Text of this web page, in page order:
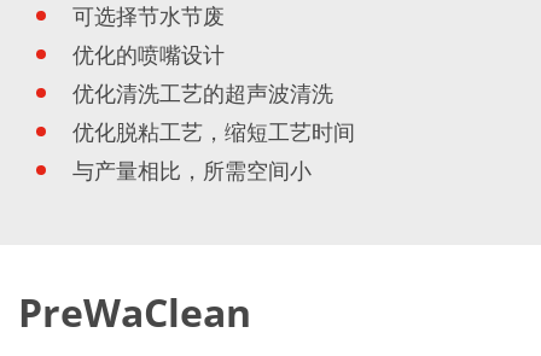
联系我们的客服
Expert Blog
可选择节水节废
优化的喷嘴设计
优化清洗工艺的超声波清洗
优化脱粘工艺，缩短工艺时间
与产量相比，所需空间小
PreWaClean